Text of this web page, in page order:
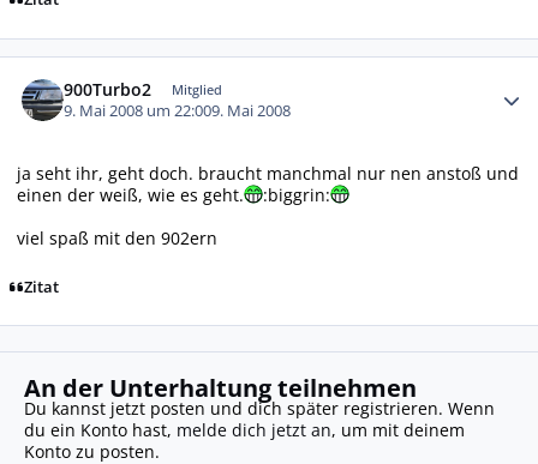
900Turbo2 Mitglied
9. Mai 2008 um 22:009. Mai 2008
ja seht ihr, geht doch. braucht manchmal nur nen anstoß und
einen der weiß, wie es geht.
:biggrin:
viel spaß mit den 902ern
Zitat
An der Unterhaltung teilnehmen
Du kannst jetzt posten und dich später registrieren. Wenn
du ein Konto hast, melde dich jetzt an, um mit deinem
Konto zu posten.